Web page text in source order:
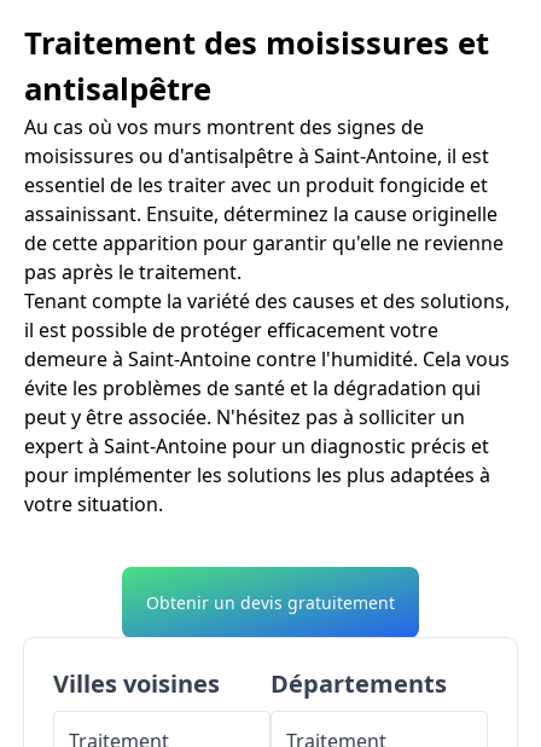
Traitement des moisissures et
antisalpêtre
Au cas où vos murs montrent des signes de
moisissures ou d'antisalpêtre à Saint-Antoine, il est
essentiel de les traiter avec un produit fongicide et
assainissant. Ensuite, déterminez la cause originelle
de cette apparition pour garantir qu'elle ne revienne
pas après le traitement.
Tenant compte la variété des causes et des solutions,
il est possible de protéger efficacement votre
demeure à Saint-Antoine contre l'humidité. Cela vous
évite les problèmes de santé et la dégradation qui
peut y être associée. N'hésitez pas à solliciter un
expert à Saint-Antoine pour un diagnostic précis et
pour implémenter les solutions les plus adaptées à
votre situation.
Obtenir un devis gratuitement
Villes voisines
Traitement
Départements
Traitement